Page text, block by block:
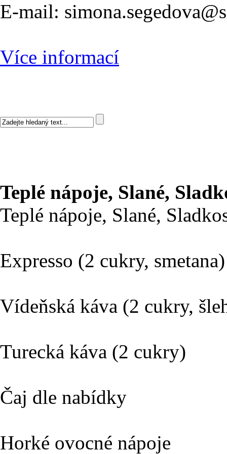
E-mail:
Více informací
Teplé nápoje, Slané,
Teplé nápoje, Slané,
Expresso (2
Vídeňská káva (2
Turecká káva
Čaj dle
Horké